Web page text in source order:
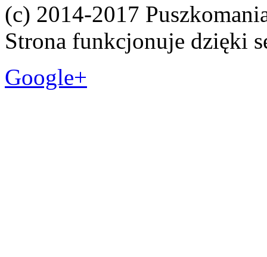
(c) 2014-2017
Strona funkcjonuje dzięki
Google+